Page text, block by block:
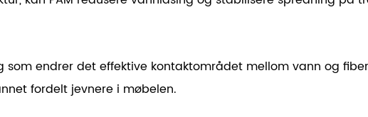
endrer det effektive kontaktområdet mellom vann og
fordelt jevnere i møbelen.